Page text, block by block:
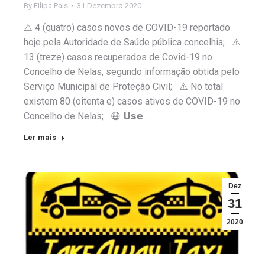
By Filipa Pais 31 Dezembro 2020
⚠️ 4 (quatro) casos novos de COVID-19 reportado
hoje pela Autoridade de Saúde pública concelhia; ⚠️
13 (treze) casos recuperados de Covid-19 no
Concelho de Nelas, segundo informação obtida pelo
Serviço Municipal de Proteção Civil; ⚠️ No total
existem 80 (oitenta e) casos ativos de COVID-19 no
Concelho de Nelas; 😷 𝗨𝘀𝗲…
Ler mais
Dez
31
2020